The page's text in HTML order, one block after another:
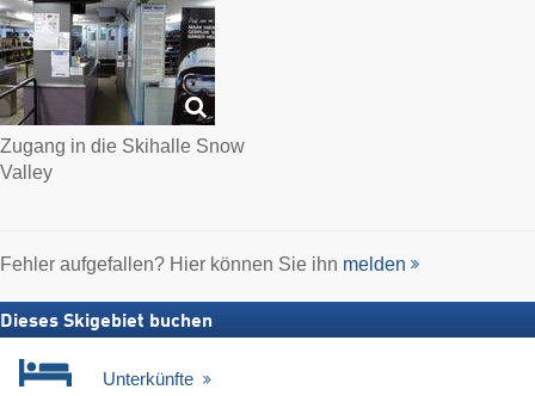
Zugang in die Skihalle Snow
Valley
Fehler aufgefallen? Hier können Sie ihn melden
Dieses Skigebiet buchen
Unterkünfte